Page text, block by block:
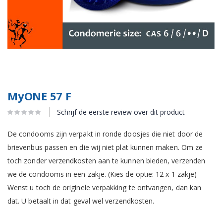
MyONE 57 F
Schrijf de eerste review over dit product
De condooms zijn verpakt in ronde doosjes die niet door de
brievenbus passen en die wij niet plat kunnen maken. Om ze
toch zonder verzendkosten aan te kunnen bieden, verzenden
we de condooms in een zakje. (Kies de optie: 12 x 1 zakje)
Wenst u toch de originele verpakking te ontvangen, dan kan
dat. U betaalt in dat geval wel verzendkosten.